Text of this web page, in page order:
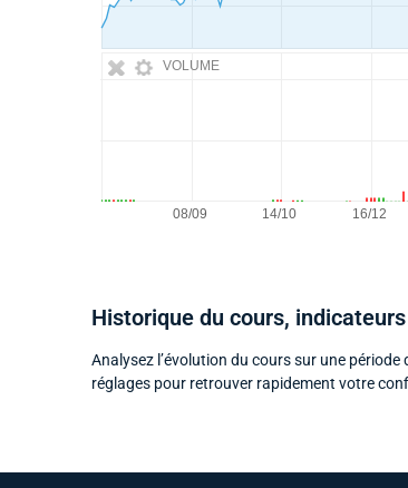
VOLUME
Historique du cours,
Analysez l’évolution du cours sur une période
réglages pour retrouver rapidement votre